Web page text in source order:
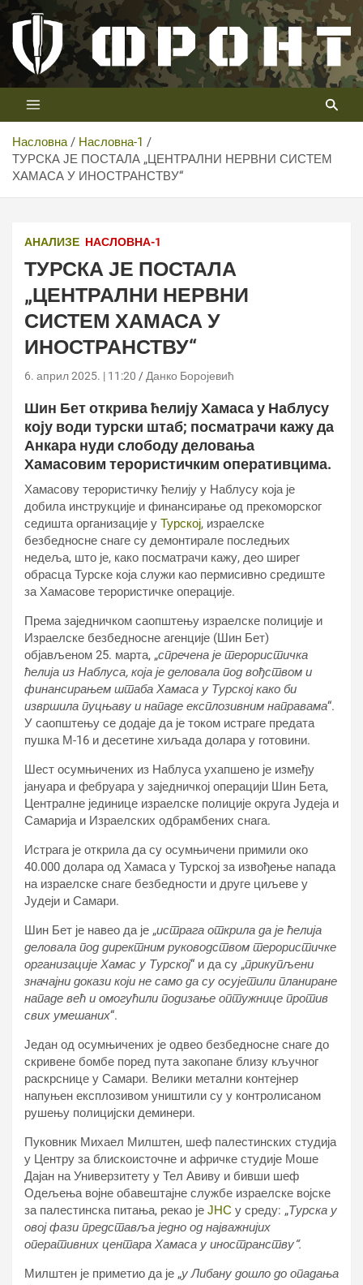
Скип
цонтент
Телевизија ФРОНТ
Први војни канал у Србији
Насловна
Насловна-1
ТУРСКА ЈЕ ПОСТАЛА „ЦЕНТРАЛНИ НЕРВНИ СИСТЕМ
ХАМАСА У ИНОСТРАНСТВУ“
АНАЛИЗЕ НАСЛОВНА-1
ТУРСКА ЈЕ ПОСТАЛА
„ЦЕНТРАЛНИ НЕРВНИ
СИСТЕМ ХАМАСА У
ИНОСТРАНСТВУ“
6. април 2025. | 11:20 Данко Боројевић
Шин Бет открива ћелију Хамаса у Наблусу
коју води турски штаб; посматрачи кажу да
Анкара нуди слободу деловања
Хамасовим терористичким оперативцима.
Хамасову терористичку ћелију у Наблусу која је
добила инструкције и финансирање од прекоморског
седишта организације у Турској, израелске
безбедносне снаге су демонтирале последњих
недеља, што је, како посматрачи кажу, део ширег
обрасца Турске која служи као пермисивно средиште
за Хамасове терористичке операције.
Према заједничком саопштењу израелске полиције и
Израелске безбедносне агенције (Шин Бет)
објављеном 25. марта, „спречена је терористичка
ћелија из Наблуса, која је деловала под вођством и
финансирањем штаба Хамаса у Турској како би
извршила пуцњаву и нападе експлозивним направама“.
У саопштењу се додаје да је током истраге предата
пушка М-16 и десетине хиљада долара у готовини.
Шест осумњичених из Наблуса ухапшено је између
јануара и фебруара у заједничкој операцији Шин Бета,
Централне јединице израелске полиције округа Јудеја и
Самарија и Израелских одбрамбених снага.
Истрага је открила да су осумњичени примили око
40.000 долара од Хамаса у Турској за извођење напада
на израелске снаге безбедности и друге циљеве у
Јудеји и Самари.
Шин Бет је навео да је „истрага открила да је ћелија
деловала под директним руководством терористичке
организације Хамас у Турској“ и да су „прикупљени
значајни докази који не само да су осујетили планиране
нападе већ и омогућили подизање оптужнице против
свих умешаних“.
Један од осумњичених је одвео безбедносне снаге до
скривене бомбе поред пута закопане близу кључног
раскрснице у Самари. Велики метални контејнер
напуњен експлозивом уништили су у контролисаном
рушењу полицијски деминери.
Пуковник Михаел Милштен, шеф палестинских студија
у Центру за блискоисточне и афричке студије Моше
Дајан на Универзитету у Тел Авиву и бивши шеф
Одељења војне обавештајне службе израелске војске
за палестинска питања, рекао је ЈНС у среду: „Турска у
овој фази представља једно од најважнијих
оперативних центара Хамаса у иностранству“.
Милштен је приметио да је „у Либану дошло до опадања